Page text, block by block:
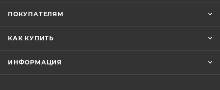
ПОКУПАТЕЛЯМ
КАК КУПИТЬ
ИНФОРМАЦИЯ